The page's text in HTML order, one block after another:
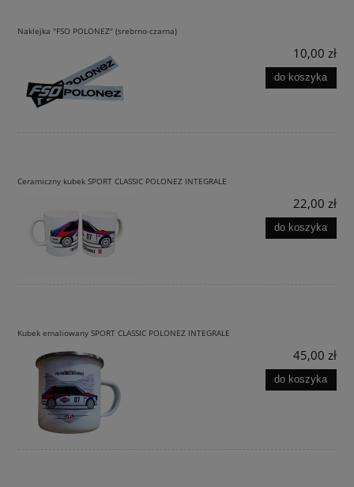
Naklejka "FSO POLONEZ" (srebrno-czarna)
10,00 zł
do koszyka
Ceramiczny kubek SPORT CLASSIC POLONEZ INTEGRALE
22,00 zł
do koszyka
Kubek emaliowany SPORT CLASSIC POLONEZ INTEGRALE
45,00 zł
do koszyka